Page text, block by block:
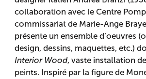
collaboration avec le Centre
commissariat de Marie-Ange
présente un ensemble d’oeuvres
design, dessins, maquettes, etc.)
Interior Wood, vaste installation
peints. Inspiré par la figure de